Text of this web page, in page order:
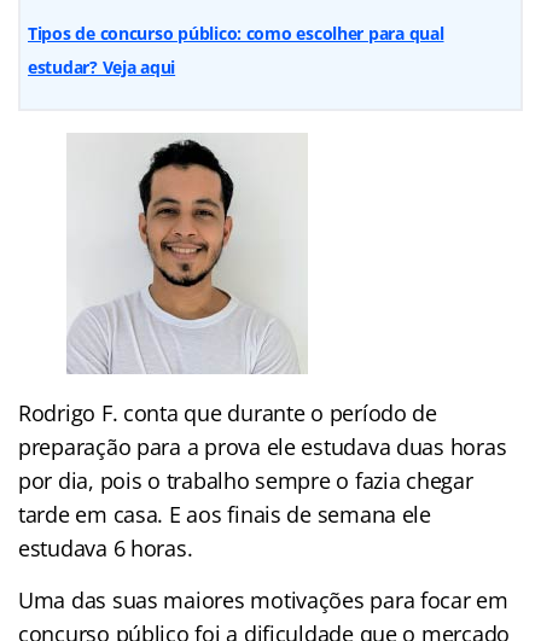
Tipos de concurso público: como escolher para qual
estudar? Veja aqui
Rodrigo F. conta que durante o período de
preparação para a prova ele estudava duas horas
por dia, pois o trabalho sempre o fazia chegar
tarde em casa. E aos finais de semana ele
estudava 6 horas.
Uma das suas maiores motivações para focar em
concurso público foi a dificuldade que o mercado